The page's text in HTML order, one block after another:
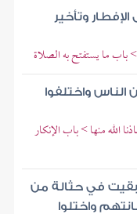
وتأخير
باب ما يستفتح به الصلاة
واختلفوا
الله منها > باب الإنكار
بقيت في حثالة من
واختلوا